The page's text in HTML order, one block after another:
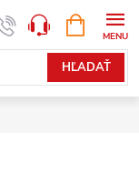
HĽADAŤ
KOŠÍK